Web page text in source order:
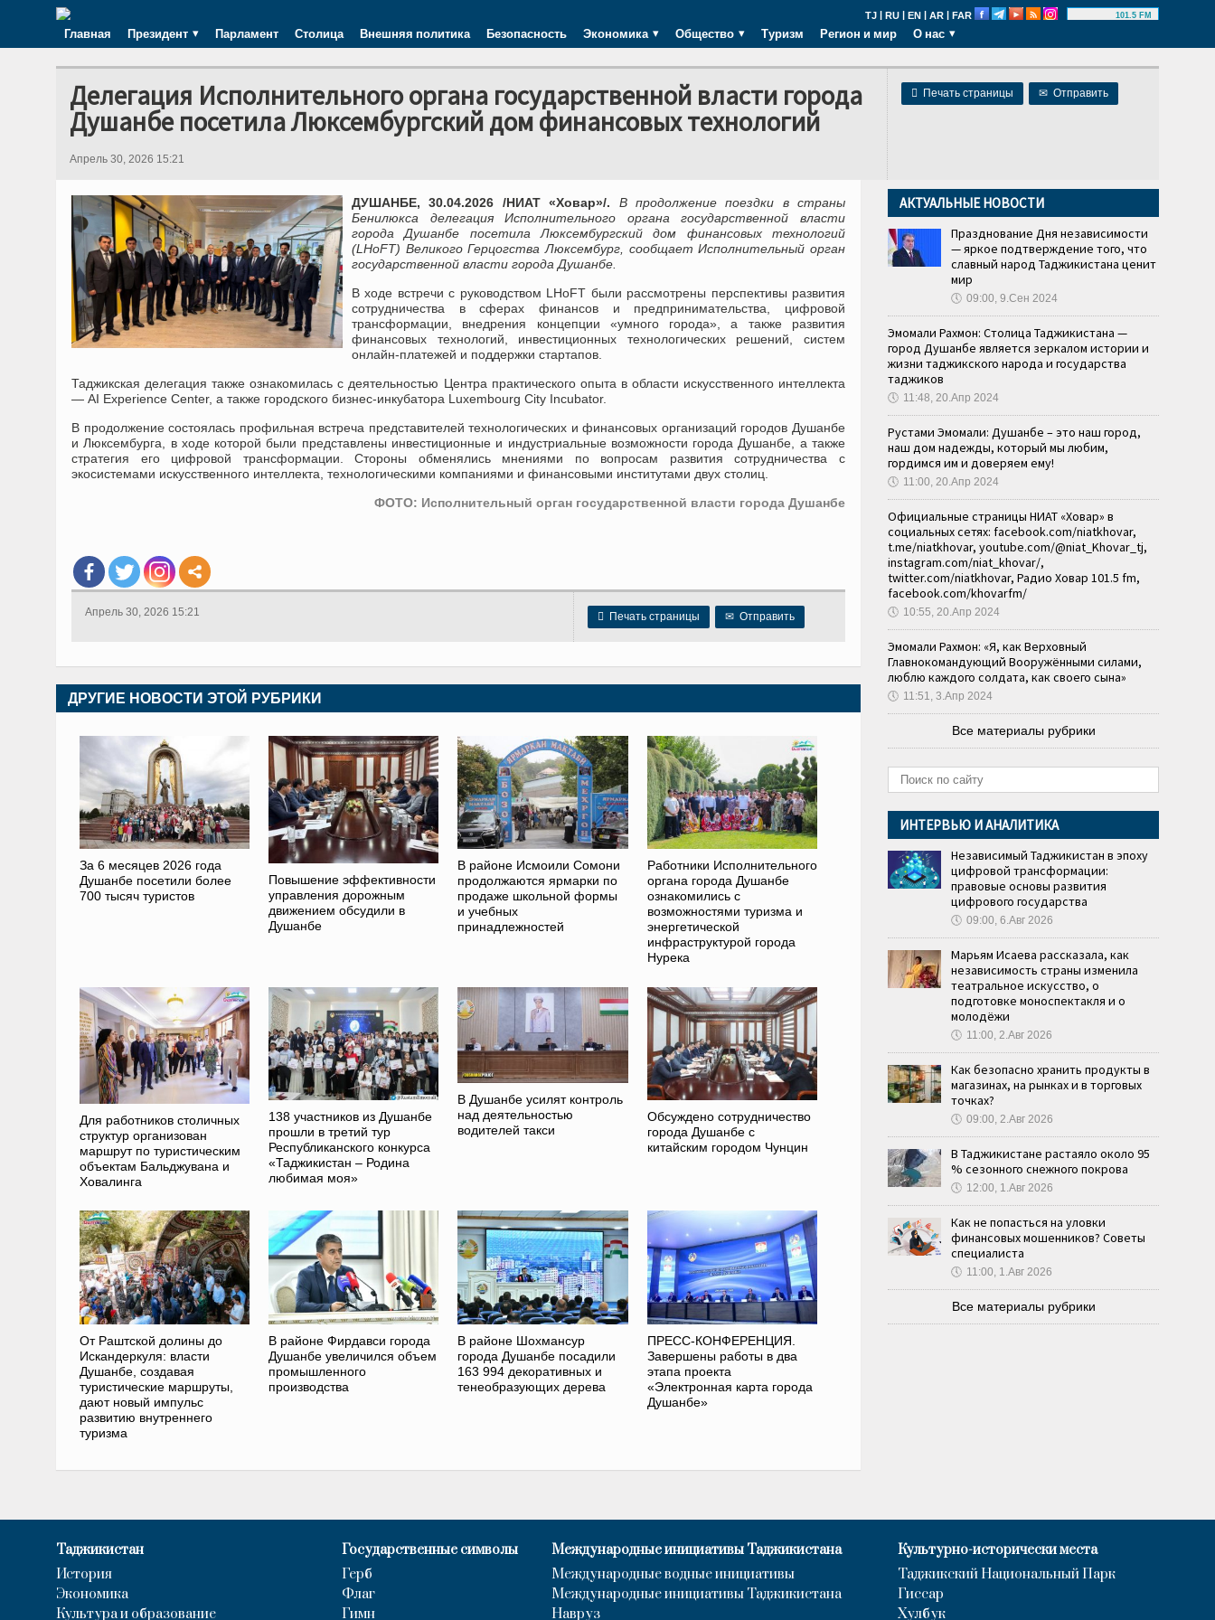
TJ | RU | EN | AR | FAR 101.5 FM
Главная Президент Парламент Столица Внешняя политика Безопасность Экономика Общество Туризм Регион и мир О нас
 Печать страницы ✉ Отправить
Делегация Исполнительного органа государственной власти города
Душанбе посетила Люксембургский дом финансовых технологий
Апрель 30, 2026 15:21
ДУШАНБЕ, 30.04.2026 /НИАТ «Ховар»/.
В продолжение поездки в страны
Бенилюкса делегация Исполнительного органа государственной власти
города Душанбе посетила Люксембургский дом финансовых технологий
(LHoFT) Великого Герцогства Люксембург, сообщает Исполнительный орган
государственной власти города Душанбе.
В ходе встречи с руководством LHoFT были рассмотрены перспективы развития
сотрудничества в сферах финансов и предпринимательства, цифровой
трансформации, внедрения концепции «умного города», а также развития
финансовых технологий, инвестиционных технологических решений, систем
онлайн-платежей и поддержки стартапов.
Таджикская делегация также ознакомилась с деятельностью Центра практического опыта в области искусственного интеллекта
— AI Experience Center, а также городского бизнес-инкубатора Luxembourg City Incubator.
В продолжение состоялась профильная встреча представителей технологических и финансовых организаций городов Душанбе
и Люксембурга, в ходе которой были представлены инвестиционные и индустриальные возможности города Душанбе, а также
стратегия его цифровой трансформации. Стороны обменялись мнениями по вопросам развития сотрудничества с
экосистемами искусственного интеллекта, технологическими компаниями и финансовыми институтами двух столиц.
ФОТО: Исполнительный орган государственной власти города Душанбе
 Печать страницы ✉ Отправить
Апрель 30, 2026 15:21
ДРУГИЕ НОВОСТИ ЭТОЙ РУБРИКИ
За 6 месяцев 2026 года
Душанбе посетили более
700 тысяч туристов
Повышение эффективности
управления дорожным
движением обсудили в
Душанбе
В районе Исмоили Сомони
продолжаются ярмарки по
продаже школьной формы
и учебных
принадлежностей
Работники Исполнительного
органа города Душанбе
ознакомились с
возможностями туризма и
энергетической
инфраструктурой города
Нурека
Для работников столичных
структур организован
маршрут по туристическим
объектам Бальджувана и
Ховалинга
138 участников из Душанбе
прошли в третий тур
Республиканского конкурса
«Таджикистан – Родина
любимая моя»
В Душанбе усилят контроль
над деятельностью
водителей такси
Обсуждено сотрудничество
города Душанбе с
китайским городом Чунцин
От Раштcкой долины до
Искандеркуля: власти
Душанбе, создавая
туристические маршруты,
дают новый импульс
развитию внутреннего
туризма
В районе Фирдавси города
Душанбе увеличился объем
промышленного
производства
В районе Шохмансур
города Душанбе посадили
163 994 декоративных и
тенеобразующих дерева
ПРЕСС-КОНФЕРЕНЦИЯ.
Завершены работы в два
этапа проекта
«Электронная карта города
Душанбе»
АКТУАЛЬНЫЕ НОВОСТИ
Празднование Дня независимости
— яркое подтверждение того, что
славный народ Таджикистана ценит
мир
🕔 09:00, 9.Сен 2024
Эмомали Рахмон: Столица Таджикистана —
город Душанбе является зеркалом истории и
жизни таджикского народа и государства
таджиков
🕔 11:48, 20.Апр 2024
Рустами Эмомали: Душанбе – это наш город,
наш дом надежды, который мы любим,
гордимся им и доверяем ему!
🕔 11:00, 20.Апр 2024
Официальные страницы НИАТ «Ховар» в
социальных сетях: facebook.com/niatkhovar,
t.me/niatkhovar, youtube.com/@niat_Khovar_tj,
instagram.com/niat_khovar/,
twitter.com/niatkhovar, Радио Ховар 101.5 fm,
facebook.com/khovarfm/
🕔 10:55, 20.Апр 2024
Эмомали Рахмон: «Я, как Верховный
Главнокомандующий Вооружёнными силами,
люблю каждого солдата, как своего сына»
🕔 11:51, 3.Апр 2024
Все материалы рубрики
ИНТЕРВЬЮ И АНАЛИТИКА
Независимый Таджикистан в эпоху
цифровой трансформации:
правовые основы развития
цифрового государства
🕔 09:00, 6.Авг 2026
Марьям Исаева рассказала, как
независимость страны изменила
театральное искусство, о
подготовке моноспектакля и о
молодёжи
🕔 11:00, 2.Авг 2026
Как безопасно хранить продукты в
магазинах, на рынках и в торговых
точках?
🕔 09:00, 2.Авг 2026
В Таджикистане растаяло около 95
% сезонного снежного покрова
🕔 12:00, 1.Авг 2026
Как не попасться на уловки
финансовых мошенников? Советы
специалиста
🕔 11:00, 1.Авг 2026
Все материалы рубрики
Таджикистан
История
Экономика
Культура и образование
Государственные символы
Герб
Флаг
Гимн
Международные инициативы Таджикистана
Международные водные инициативы
Международные инициативы Таджикистана
Навруз
Культурно-исторически места
Таджикский Национальный Парк
Гиссар
Хулбук